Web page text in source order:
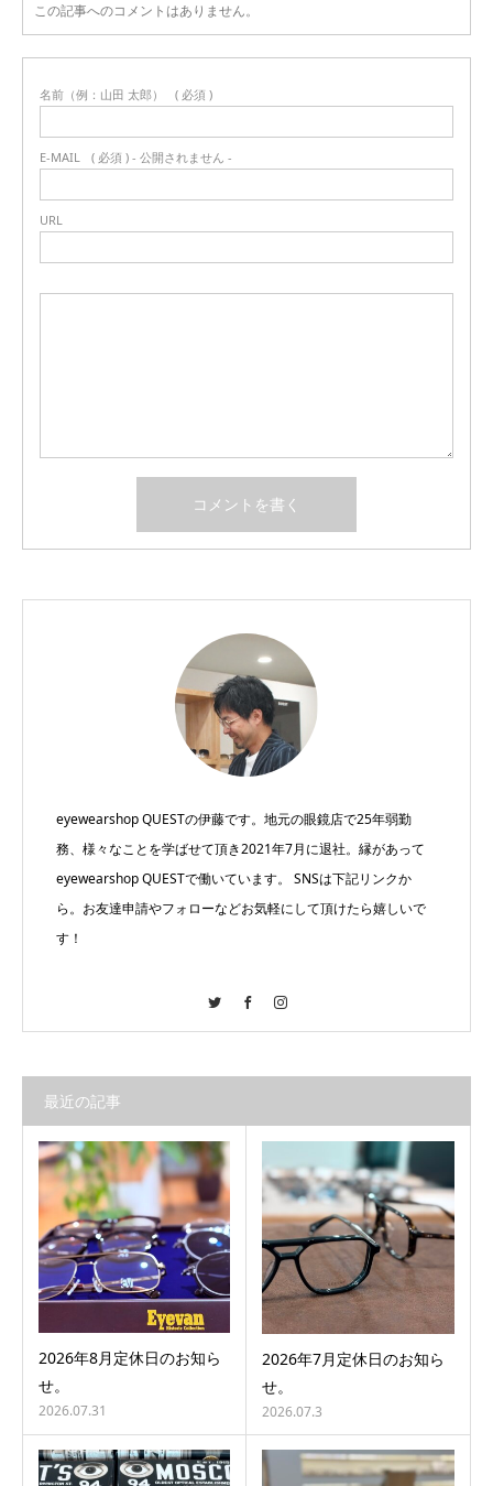
この記事へのコメントはありません。
名前（例：山田 太郎） ( 必須 )
E-MAIL ( 必須 ) - 公開されません -
URL
eyewearshop QUESTの伊藤です。地元の眼鏡店で25年弱勤
務、様々なことを学ばせて頂き2021年7月に退社。縁があって
eyewearshop QUESTで働いています。 SNSは下記リンクか
ら。お友達申請やフォローなどお気軽にして頂けたら嬉しいで
す！
Twitter Facebook
最近の記事
2026年8月定休日のお知ら
せ。
2026.07.31
2026年7月定休日のお知ら
せ。
2026.07.3